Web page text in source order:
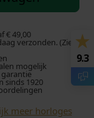
€ 49,00
verzonden. (Zie
mogelijk
garantie
sinds 1920
meer horloges
9.3